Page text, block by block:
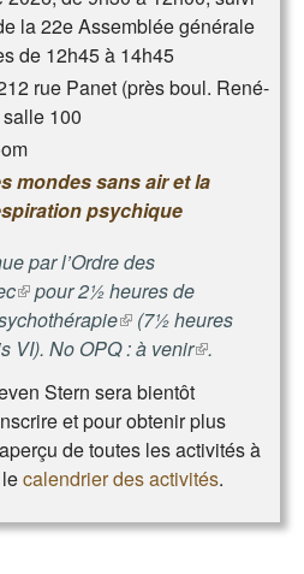
la22e Assemblée générale
de 12h45 à 14h45
rue Panet (près boul. René-
100
mondes sans air et la
psychique
par l’Ordre des
(le lien est externe)
pour 2½ heures de
(le lien est externe)
(7½ heures
VI). No OPQ : à venir(le lien est
.
Stern sera bientôt
et pour obtenir plus
de toutes les activités à
calendrier des activités.